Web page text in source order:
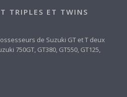
TRIPLES ET TWINS
de Suzuki GT et T deux
750GT, GT380, GT550, GT125,